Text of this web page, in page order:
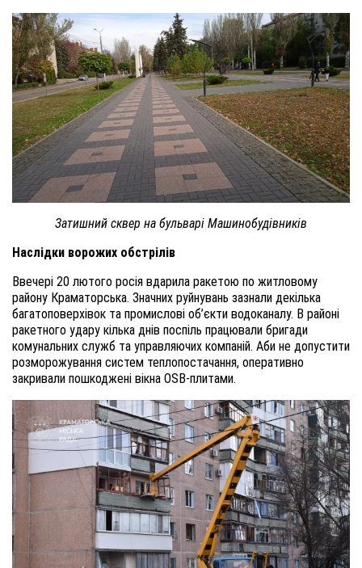
Затишний сквер на бульварі Машинобудівників
Наслідки ворожих обстрілів
Ввечері 20 лютого росія вдарила ракетою по житловому
району Краматорська. Значних руйнувань зазнали декілька
багатоповерхівок та промислові об’єкти водоканалу. В районі
ракетного удару кілька днів поспіль працювали бригади
комунальних служб та управляючих компаній. Аби не допустити
розморожування систем теплопостачання, оперативно
закривали пошкоджені вікна OSB-плитами.